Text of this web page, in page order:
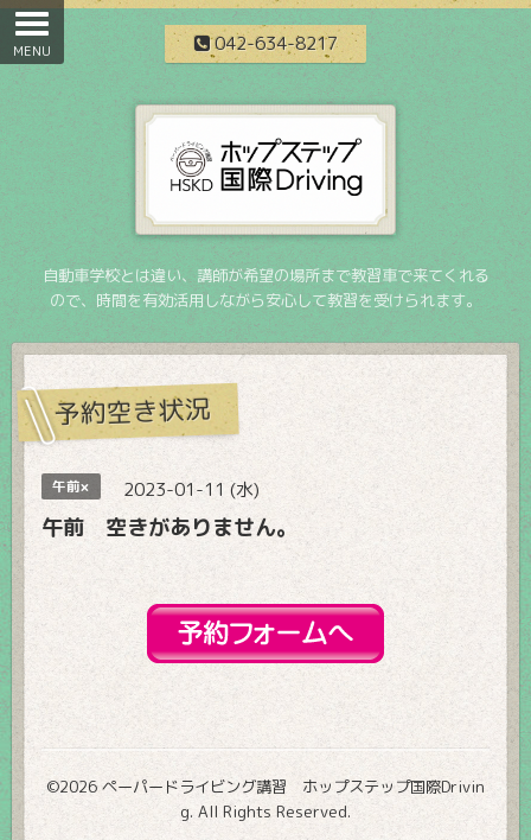
042-634-8217
自動車学校とは違い、講師が希望の場所まで教習車で来てくれる
ので、時間を有効活用しながら安心して教習を受けられます。
予約空き状況
午前× 2023-01-11 (水)
午前 空きがありません。
©2026 ペーパードライビング講習 ホップステップ国際Drivin
g. All Rights Reserved.